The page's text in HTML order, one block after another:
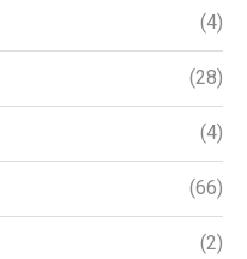
(4)
(28)
(4)
(66)
(2)